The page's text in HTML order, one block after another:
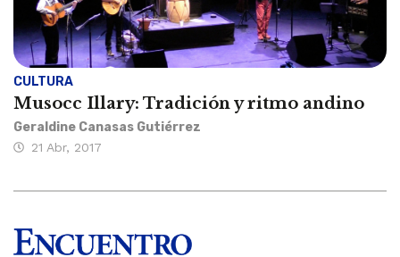
CULTURA
Musocc Illary: Tradición y ritmo andino
Geraldine Canasas Gutiérrez
21 Abr, 2017